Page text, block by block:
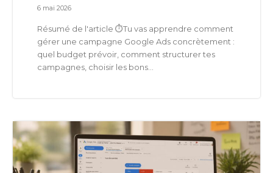
6 mai 2026
Résumé de l'article ⏱️Tu vas apprendre comment
gérer une campagne Google Ads concrètement :
quel budget prévoir, comment structurer tes
campagnes, choisir les bons...